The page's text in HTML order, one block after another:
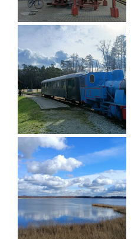
KREATYWNY
Muzeum Bombki
bombek
milickiej
powojennym; tu
dolnośląski
WIEŻA
KROŚNICKA KOLEJ
SKWER RYSZARDA
ŚWIEBODOWIE
Rezerwat
POSTOLINIE-
roku na